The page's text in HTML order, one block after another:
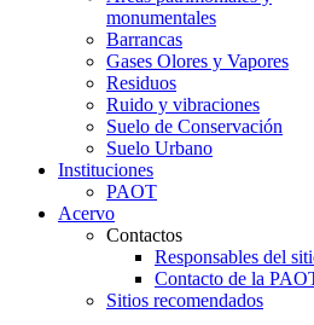
monumentales
Barrancas
Gases Olores y Vapores
Residuos
Ruido y vibraciones
Suelo de Conservación
Suelo Urbano
Instituciones
PAOT
Acervo
Contactos
Responsables del
Contacto de la
Sitios recomendados